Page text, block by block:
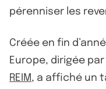
pérenniser les
Créée en fin
Europe, dirigée par
REIM, a affiché un